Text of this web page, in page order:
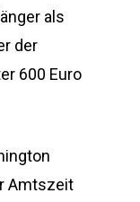
als
der
600 Euro
Amtszeit